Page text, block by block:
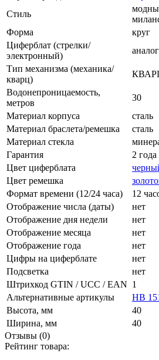
Стиль
Форма
круг
Циферблат (стрелки/
электронный)
Тип механизма (механика/
кварц)
Водонепроницаемость,
метров
30
Материал корпуса
сталь
Материал браслета/ремешка
сталь
Материал стекла
Гарантия
2 года
Цвет циферблата
Цвет ремешка
Формат времени (12/24 часа)
12
Отображение числа (даты)
нет
Отображение дня недели
нет
Отображение месяца
нет
Отображение года
нет
Цифры на циферблате
нет
Подсветка
нет
Штрихкод GTIN / UCC / EAN 1
Альтернативные артикулы
HB
Высота, мм
40
Ширина, мм
40
Отзывы (0)
Рейтинг товара: